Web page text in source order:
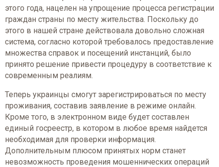
этого года, нацелен на упрощение процесса регистрации
граждан страны по месту жительства. Поскольку до
этого в нашей стране действовала довольно сложная
система, согласно которой требовалось предоставление
множества справок и посещений инстанций, было
принято решение привести процедуру в соответствие к
современным реалиям.
Теперь украинцы смогут зарегистрироваться по месту
проживания, составив заявление в режиме онлайн.
Кроме того, в электронном виде будет составлен
единый госреестр, в котором в любое время найдется
необходимая для проверки информация.
Дополнительным плюсом принятых норм станет
невозможность проведения мошеннических операций